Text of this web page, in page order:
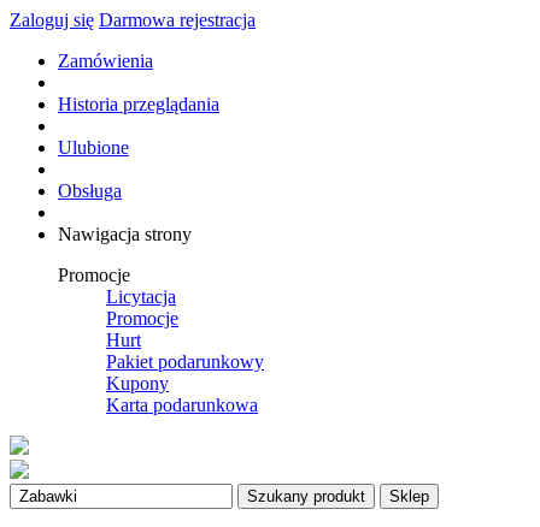
Zaloguj się Darmowa rejestracja
Zamówienia
Historia przeglądania
Ulubione
Obsługa
Nawigacja strony
Promocje
Licytacja
Promocje
Hurt
Pakiet podarunkowy
Kupony
Karta podarunkowa
Szukany produkt Sklep